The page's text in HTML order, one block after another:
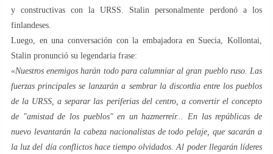
y constructivas con la URSS. Stalin personalmente perdonó a los
finlandeses.
Luego, en una conversación con la embajadora en Suecia, Kollontai,
Stalin pronunció su legendaria frase:
«Nuestros enemigos harán todo para calumniar al gran pueblo ruso. Las
fuerzas principales se lanzarán a sembrar la discordia entre los pueblos
de la URSS, a separar las periferias del centro, a convertir el concepto
de "amistad de los pueblos" en un hazmerreír... En las repúblicas de
nuevo levantarán la cabeza nacionalistas de todo pelaje, que sacarán a
la luz del día conflictos hace tiempo olvidados. Al poder llegarán líderes